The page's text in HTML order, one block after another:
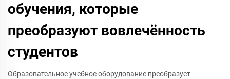
обучения, которые
преобразуют вовлечённость
студентов
Образовательное учебное оборудование преобразует